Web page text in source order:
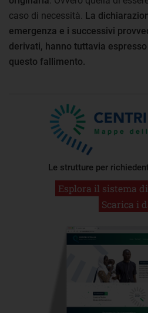
caso di necessità. La
emergenza e i successivi
derivati, hanno tuttavia
questo fallimento.
Le strutture per
Esplora il sistema
Scarica i